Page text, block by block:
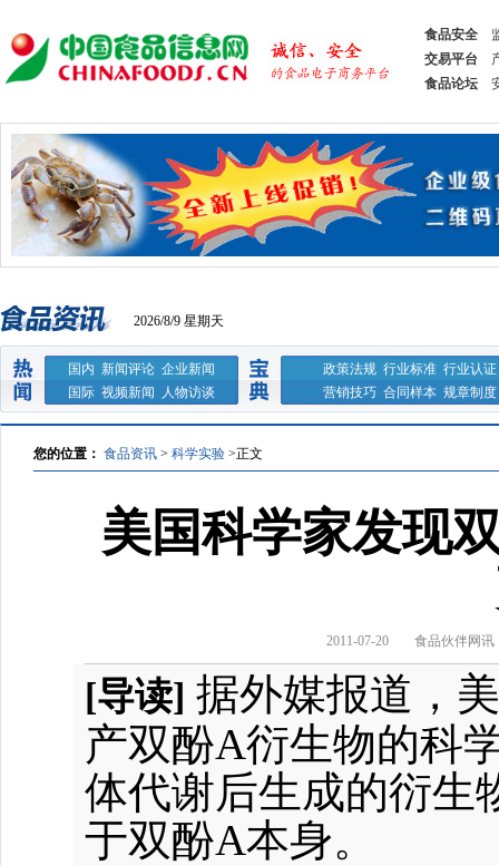
食品安全
交易平台
食品论坛
2026/8/9 星期天
国内 新闻评论 企业新闻 政策法规 行业标准 行业认证
国际 视频新闻 人物访谈 营销技巧 合同样本 规章制度
您的位置： 食品资讯 > 科学实验 >正文
美国科学家发现
2011-07-20 食品伙伴网讯
[导读] 据外媒报道，
产双酚A衍生物的科
体代谢后生成的衍生
于双酚A本身。